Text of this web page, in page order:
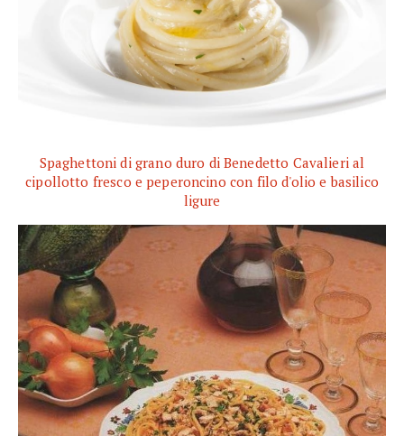
Spaghettoni di grano duro di Benedetto Cavalieri al
cipollotto fresco e peperoncino con filo d'olio e basilico
ligure